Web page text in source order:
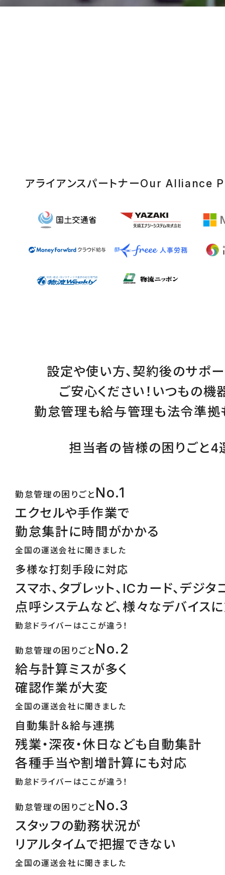
アライアンスパートナーOur Alliance
設定や使い方、 契約後のサポ
ご安心ください！ いつもの機
勤怠管理も給与管理も法令準拠
担当者の皆様の困りごと4
勤怠管理の困りごと No.1
エクセルや手作業で
勤怠集計に時間がかかる
全国の運送会社に聞きました
多様な打刻手段に対応
スマホ、タブレット、ICカード、デジタ
点呼システムなど、様々なデバイス
勤怠ドライバーはここが違う！
勤怠管理の困りごと No.2
給与計算ミスが多く
確認作業が大変
全国の運送会社に聞きました
自動集計＆給与連携
残業・深夜・休日なども自動集計
各種手当や割増計算にも対応
勤怠ドライバーはここが違う！
勤怠管理の困りごと No.3
スタッフの勤務状況が
リアルタイムで把握できない
全国の運送会社に聞きました